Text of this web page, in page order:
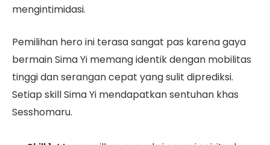
mengintimidasi.
Pemilihan hero ini terasa sangat pas karena gaya
bermain Sima Yi memang identik dengan mobilitas
tinggi dan serangan cepat yang sulit diprediksi.
Setiap skill Sima Yi mendapatkan sentuhan khas
Sesshomaru.